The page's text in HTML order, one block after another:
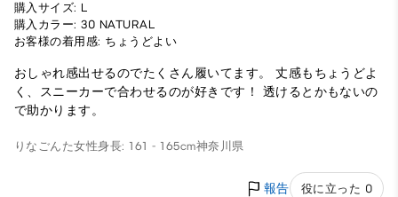
購入サイズ: L
購入カラー: 30 NATURAL
お客様の着用感: ちょうどよい
おしゃれ感出せるのでたくさん履いてます。 丈感もちょうどよ
く、スニーカーで合わせるのが好きです！ 透けるとかもないの
で助かります。
りなごんた女性身長: 161 - 165cm神奈川県
報告 役に立った 0